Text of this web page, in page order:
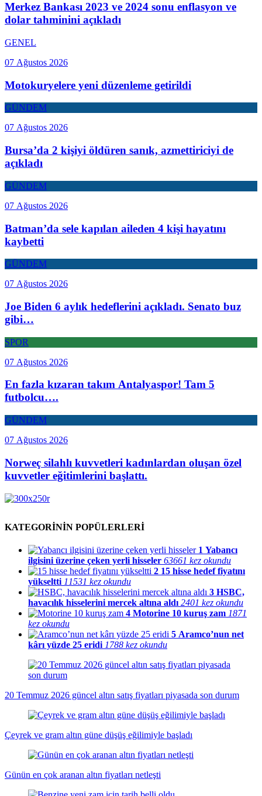
Merkez Bankası 2023 ve 2024 sonu enflasyon ve
dolar tahminini açıkladı
GENEL
07 Ağustos 2026
Motokuryelere yeni düzenleme getirildi
GÜNDEM
07 Ağustos 2026
Bursa’da 2 kişiyi öldüren sanık, azmettiriciyi de
açıkladı
GÜNDEM
07 Ağustos 2026
Batman’da sele kapılan aileden 4 kişi hayatını
kaybetti
GÜNDEM
07 Ağustos 2026
Joe Biden 6 aylık hedeflerini açıkladı. Senato buz
gibi…
SPOR
07 Ağustos 2026
En fazla kızaran takım Antalyaspor! Tam 5
futbolcu….
GÜNDEM
07 Ağustos 2026
Norweç silahlı kuvvetleri kadınlardan oluşan özel
kuvvetler eğitimlerini başlattı.
KATEGORİNİN POPÜLERLERİ
1 Yabancı
ilgisini üzerine çeken yerli hisseler 63661 kez okundu
2 15 hisse hedef fiyatını
yükseltti 11531 kez okundu
3 HSBC,
havacılık hisselerini mercek altına aldı 2401 kez okundu
4 Motorine 10 kuruş zam 1871
kez okundu
5 Aramco’nun net
kârı yüzde 25 eridi 1788 kez okundu
20 Temmuz 2026 güncel altın satış fiyatları piyasada son durum
Çeyrek ve gram altın güne düşüş eğilimiyle başladı
Günün en çok aranan altın fiyatları netleşti